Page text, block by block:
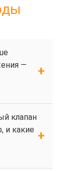
—
клапан
и какие